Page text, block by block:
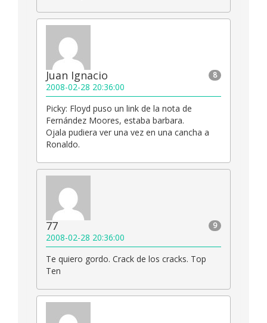
8
Juan Ignacio
2008-02-28 20:36:00
Picky: Floyd puso un link de la nota de
Fernández Moores, estaba barbara.
Ojala pudiera ver una vez en una cancha a
Ronaldo.
9
77
2008-02-28 20:36:00
Te quiero gordo. Crack de los cracks. Top
Ten